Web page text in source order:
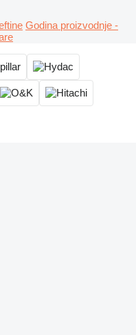
Godina proizvodnje -